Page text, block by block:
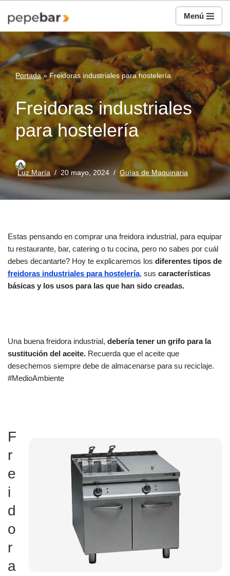
Saltar
al
contenido
Menú
Portada»Freidoras industriales para hostelería
Freidoras industriales
para hostelería
Luz María 20 mayo, 2024 Guías de Maquinaria
Estas pensando en comprar una freidora industrial, para equipar
tu restaurante, bar, catering o tu cocina, pero no sabes por cuál
debes decantarte? Hoy te explicaremos los diferentes tipos de
freidoras industriales para hostelería, sus características
básicas y los usos para las que han sido creadas.
Una buena freidora industrial, debería tener un grifo para la
sustitución del aceite. Recuerda que el aceite que
desechemos siempre debe de almacenarse para su reciclaje.
#MedioAmbiente
F
r
e
i
d
o
r
a